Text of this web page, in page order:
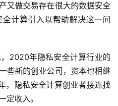
又做交易存在很大的数据安全
计算引入以帮助解决这一问
2020年隐私安全计算行业的
些新的创业公司，资本也相继
，隐私安全计算创业者接连找
定收入。